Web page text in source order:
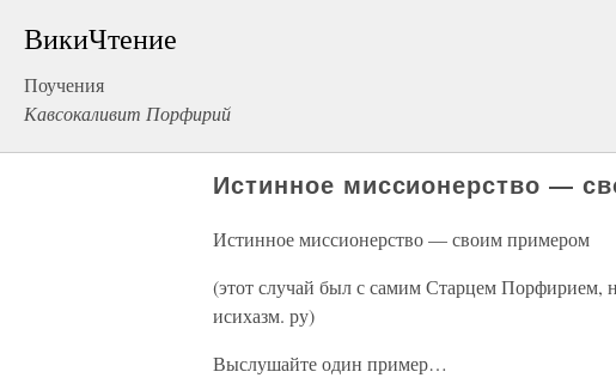
ВикиЧтение
Поучения
Кавсокаливит Порфирий
Истинное миссионерство —
Истинное миссионерство — своим примером
(этот случай был с самим Старцем
исихазм. ру)
Выслушайте один пример…